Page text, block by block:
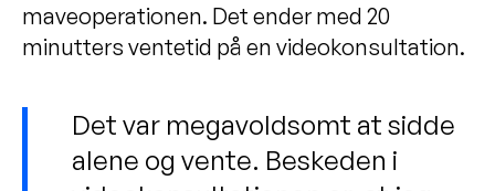
maveoperationen. Det ender med 20
minutters ventetid på en videokonsultation.
Det var megavoldsomt at sidde
alene og vente. Beskeden i